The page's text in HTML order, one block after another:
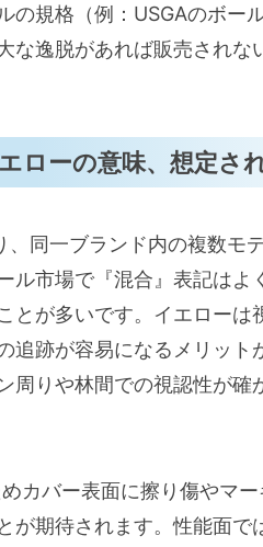
の規格（例：USGAのボー
な逸脱があれば販売されな
ローの意味、想定さ
同一ブランド内の複数モ
ル市場で『混合』表記はよ
とが多いです。イエローは
追跡が容易になるメリット
りや林間での視認性が確
カバー表面に擦り傷やマ
が期待されます。性能面で